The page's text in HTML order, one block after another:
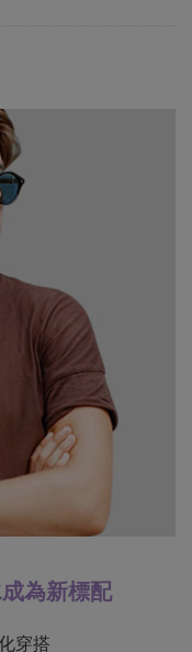
為新標配
穿搭